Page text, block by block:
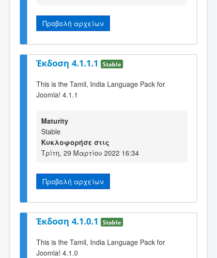
Προβολή αρχείων
Έκδοση 4.1.1.1 Stable
This is the Tamil, India Language Pack for
Joomla! 4.1.1
Maturity
Stable
Κυκλοφορήσε στις
Τρίτη, 29 Μαρτίου 2022 16:34
Προβολή αρχείων
Έκδοση 4.1.0.1 Stable
This is the Tamil, India Language Pack for
Joomla! 4.1.0